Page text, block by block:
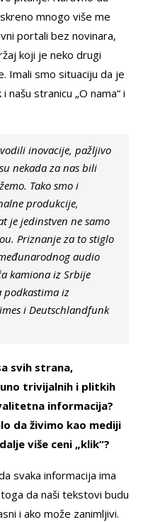
mnogo više me
portali bez novinara,
koji je neko drugi
Imali smo situaciju da je
stranicu „O nama“ i
inovacije, pažljivo
nekada za nas bili
Tako smo i
produkcije,
je jedinstven ne samo
Priznanje za to stiglo
audio
kamiona iz Srbije
podkastima iz
i Deutschlandfunk
svih strana,
trivijalnih i plitkih
informacija?
da živimo kao mediji
više ceni „klik“?
svaka informacija ima
da naši tekstovi budu
i ako može zanimljivi.